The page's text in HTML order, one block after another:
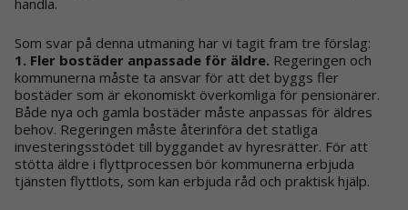
handla.
Som svar på denna utmaning har vi tagit fram tre förslag:
1. Fler bostäder anpassade för äldre. Regeringen och
kommunerna måste ta ansvar för att det byggs fler
bostäder som är ekonomiskt överkomliga för pensionärer.
Både nya och gamla bostäder måste anpassas för äldres
behov. Regeringen måste återinföra det statliga
investeringsstödet till byggandet av hyresrätter. För att
stötta äldre i flyttprocessen bör kommunerna erbjuda
tjänsten flyttlots, som kan erbjuda råd och praktisk hjälp.